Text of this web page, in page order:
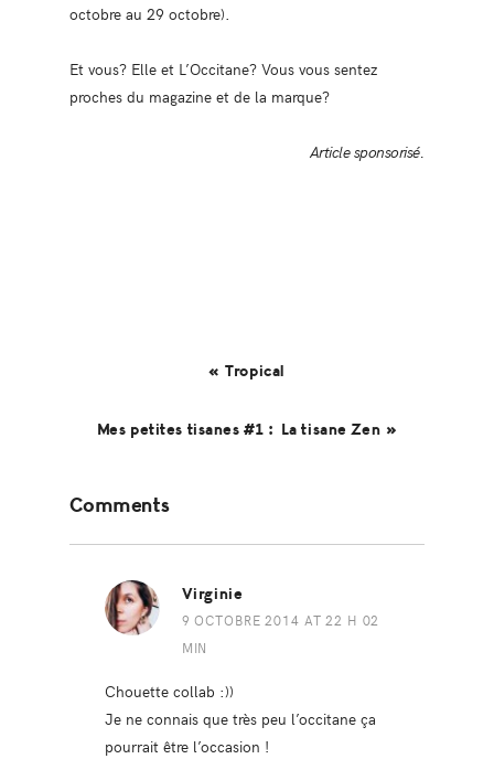
octobre au 29 octobre).
Et vous? Elle et L’Occitane? Vous vous sentez
proches du magazine et de la marque?
Article sponsorisé.
« Tropical
Mes petites tisanes #1 : La tisane Zen »
Interactions
Comments
Virginie
9 OCTOBRE 2014 AT 22 H 02
MIN
Chouette collab :))
Je ne connais que très peu l’occitane ça
pourrait être l’occasion !